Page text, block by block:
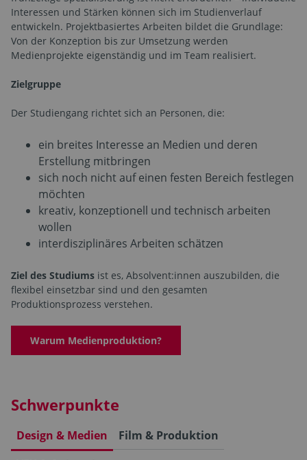
Interessen und Stärken können sich im Studienverlauf
entwickeln. Projektbasiertes Arbeiten bildet die Grundlage:
Von der Konzeption bis zur Umsetzung werden
Medienprojekte eigenständig und im Team realisiert.
Zielgruppe
Der Studiengang richtet sich an Personen, die:
ein breites Interesse an Medien und deren
Erstellung mitbringen
sich noch nicht auf einen festen Bereich festlegen
möchten
kreativ, konzeptionell und technisch arbeiten
wollen
interdisziplinäres Arbeiten schätzen
Ziel des Studiums ist es, Absolvent:innen auszubilden, die
flexibel einsetzbar sind und den gesamten
Produktionsprozess verstehen.
Warum Medienproduktion?
Schwerpunkte
Design & Medien
Film & Produktion